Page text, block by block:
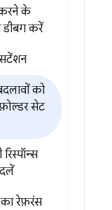
करने के
करें
को
सेट
रेफ़रंस